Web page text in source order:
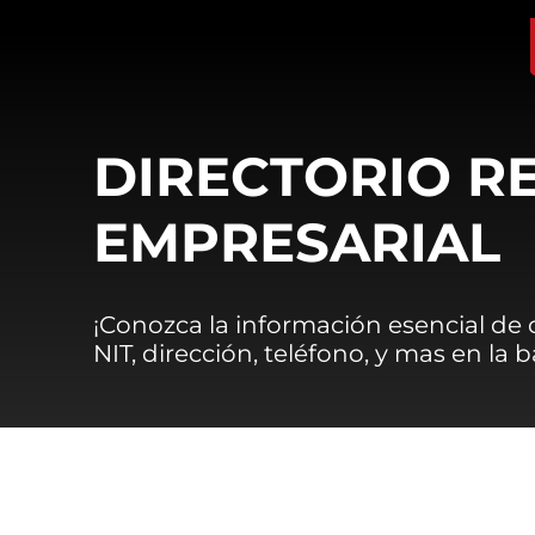
DIRECTORIO
EMPRESARIAL
¡Conozca la información esencial
NIT, dirección, teléfono, y mas en la